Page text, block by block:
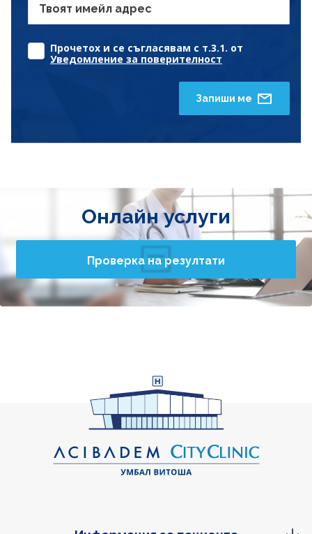
Твоят имейл адрес
Прочетох и се съгласявам с т.3.1. от
Уведомление за поверителност
Запиши ме
Онлайн услуги
Проверка на резултати